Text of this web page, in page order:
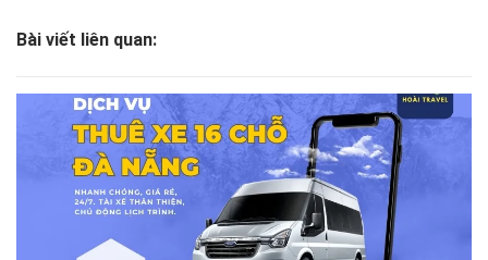
Bài viết liên quan: